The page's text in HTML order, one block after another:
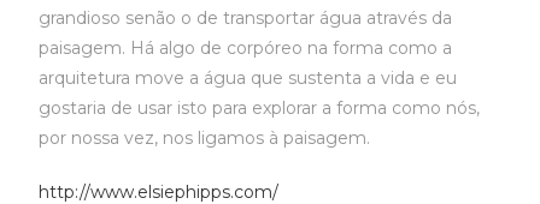
grandioso senão o de transportar água através da
paisagem. Há algo de corpóreo na forma como a
arquitetura move a água que sustenta a vida e eu
gostaria de usar isto para explorar a forma como nós,
por nossa vez, nos ligamos à paisagem.
http://www.elsiephipps.com/